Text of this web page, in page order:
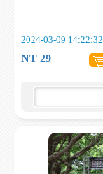
2024-03-09 14:22:32
NT 29